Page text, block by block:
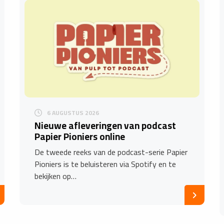
6 AUGUSTUS 2026
Nieuwe afleveringen van podcast
Papier Pioniers online
De tweede reeks van de podcast-serie Papier
Pioniers is te beluisteren via Spotify en te
bekijken op…